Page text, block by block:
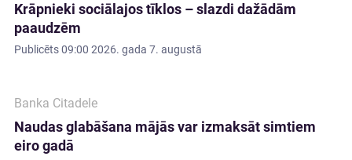
Krāpnieki sociālajos tīklos – slazdi dažādām
paaudzēm
Publicēts09:00 2026. gada 7. augustā
Banka Citadele
Naudas glabāšana mājās var izmaksāt simtiem
eiro gadā